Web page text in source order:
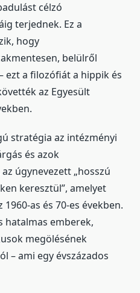
célzó
terjednek. Ez a
hogy
belülről
ezt a filozófiát a hippik és
az Egyesült
stratégia az intézményi
és azok
úgynevezett „hosszú
keresztül”, amelyet
as és 70-es években.
hatalmas emberek,
megölésének
– ami egy évszázados